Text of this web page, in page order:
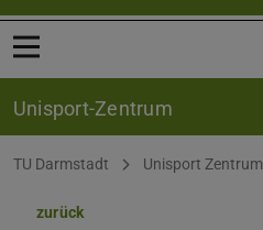
Menü öffnen
Unisport-Zentrum
Sie befinden sich hier:
TU Darmstadt Unisport Zentrum
zurück